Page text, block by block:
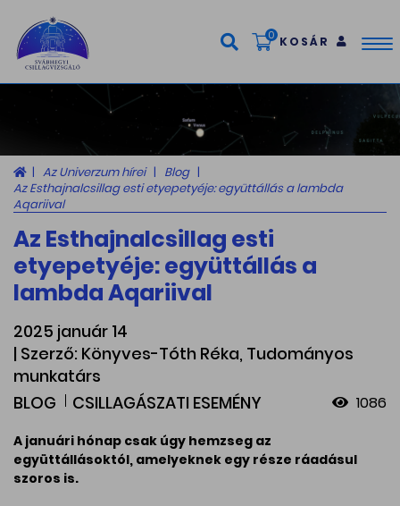
0 KOSÁR
Az Univerzum hírei
Blog
Az Esthajnalcsillag esti etyepetyéje: együttállás a lambda
Aqariival
Az Esthajnalcsillag esti
etyepetyéje: együttállás a
lambda Aqariival
2025 január 14
| Szerző: Könyves-Tóth Réka, Tudományos
munkatárs
BLOG
CSILLAGÁSZATI ESEMÉNY 1086
A januári hónap csak úgy hemzseg az
együttállásoktól, amelyeknek egy része ráadásul
szoros is.